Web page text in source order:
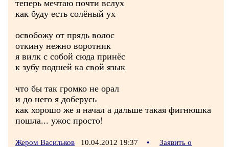
теперь мечтаю почти вслух
как буду есть солёный ух
освобожу от прядь волос
откину нежно воротник
я вилк с собой сюда принёс
к зубу подшей ка свой язык
что бы так громко не орал
и до него я доберусь
как хорошо же я начал а дальше такая фигнюшка
пошла... ужос просто!
Жером Васильков 10.04.2012 19:37 •
Заявить о